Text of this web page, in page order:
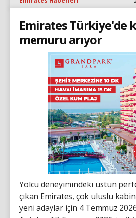
Emirates Türkiye'de
memuru arıyor
Yolcu deneyimindeki üstün
çıkan Emirates, çok uluslu
yeni adaylar için 4 Temmuz